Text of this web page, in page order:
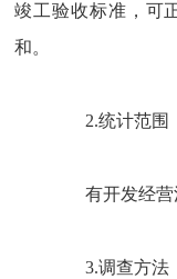
竣工验收标准，可
和。
2.统计范围
有开发经营活
3.调查方法